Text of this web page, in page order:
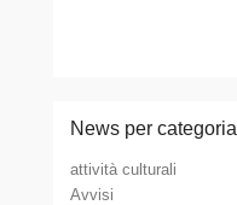
News per categoria
attività culturali
Avvisi